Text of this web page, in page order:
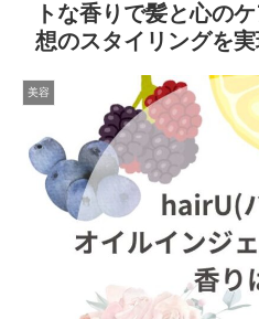
トな香りで髪と心の
想のスタイリングを
美容